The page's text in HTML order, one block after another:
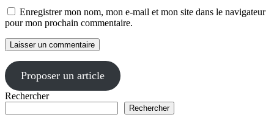
Enregistrer mon nom, mon e-mail et mon site dans le navigateur
pour mon prochain commentaire.
Proposer un article
Rechercher
Rechercher